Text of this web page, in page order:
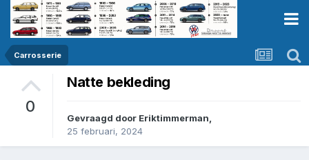
Carrosserie
0
Natte bekleding
Gevraagd door Eriktimmerman,
25 februari, 2024